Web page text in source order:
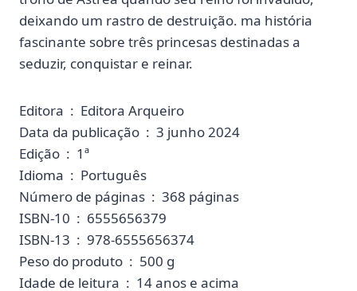
deixando um rastro de destruição. ma história
fascinante sobre três princesas destinadas a
seduzir, conquistar e reinar.
Editora ‏ : ‎ Editora Arqueiro
Data da publicação ‏ : ‎ 3 junho 2024
Edição ‏ : ‎ 1ª
Idioma ‏ : ‎ Português
Número de páginas ‏ : ‎ 368 páginas
ISBN-10 ‏ : ‎ 6555656379
ISBN-13 ‏ : ‎ 978-6555656374
Peso do produto ‏ : ‎ 500 g
Idade de leitura ‏ : ‎ 14 anos e acima